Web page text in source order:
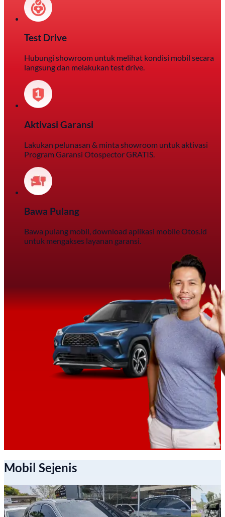
Test Drive
Hubungi showroom untuk melihat kondisi mobil secara
langsung dan melakukan test drive.
Aktivasi Garansi
Lakukan pelunasan & minta showroom untuk aktivasi
Program Garansi Otospector GRATIS.
Bawa Pulang
Bawa pulang mobil, download aplikasi mobile Otos.id
untuk mengakses layanan garansi.
Mobil Sejenis